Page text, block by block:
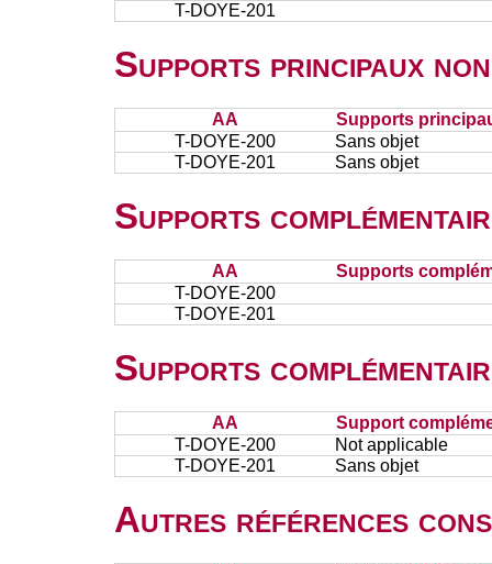
T-DOYE-201
Supports principaux
AA
Supports
T-DOYE-200
Sans objet
T-DOYE-201
Sans objet
Supports
AA
Supports
T-DOYE-200
T-DOYE-201
Supports
AA
Support
T-DOYE-200
Not applicable
T-DOYE-201
Sans objet
Autres références